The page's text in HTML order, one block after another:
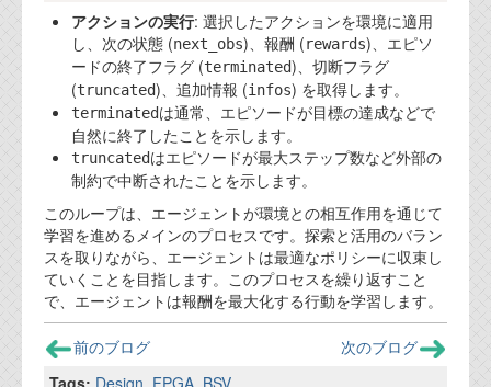
アクションの実行: 選択したアクションを環境に適用
し、次の状態 (next_obs)、報酬 (rewards)、エピソ
ードの終了フラグ (terminated)、切断フラグ
(truncated)、追加情報 (infos) を取得します。
terminatedは通常、エピソードが目標の達成などで
自然に終了したことを示します。
truncatedはエピソードが最大ステップ数など外部の
制約で中断されたことを示します。
このループは、エージェントが環境との相互作用を通じて
学習を進めるメインのプロセスです。探索と活用のバラン
スを取りながら、エージェントは最適なポリシーに収束し
ていくことを目指します。このプロセスを繰り返すこと
で、エージェントは報酬を最大化する行動を学習します。
前のブログ
次のブログ